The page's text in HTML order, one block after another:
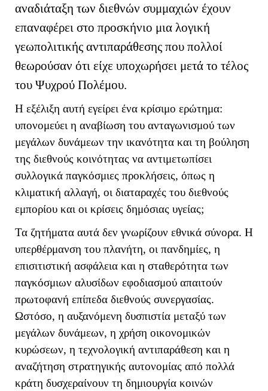
αναδιάταξη των διεθνών συμμαχιών έχουν
επαναφέρει στο προσκήνιο μια λογική
γεωπολιτικής αντιπαράθεσης που πολλοί
θεωρούσαν ότι είχε υποχωρήσει μετά το τέλος
του Ψυχρού Πολέμου.
Η εξέλιξη αυτή εγείρει ένα κρίσιμο ερώτημα:
υπονομεύει η αναβίωση του ανταγωνισμού των
μεγάλων δυνάμεων την ικανότητα και τη βούληση
της διεθνούς κοινότητας να αντιμετωπίσει
συλλογικά παγκόσμιες προκλήσεις, όπως η
κλιματική αλλαγή, οι διαταραχές του διεθνούς
εμπορίου και οι κρίσεις δημόσιας υγείας;
Τα ζητήματα αυτά δεν γνωρίζουν εθνικά σύνορα. Η
υπερθέρμανση του πλανήτη, οι πανδημίες, η
επισιτιστική ασφάλεια και η σταθερότητα των
παγκόσμιων αλυσίδων εφοδιασμού απαιτούν
πρωτοφανή επίπεδα διεθνούς συνεργασίας.
Ωστόσο, η αυξανόμενη δυσπιστία μεταξύ των
μεγάλων δυνάμεων, η χρήση οικονομικών
κυρώσεων, η τεχνολογική αντιπαράθεση και η
αναζήτηση στρατηγικής αυτονομίας από πολλά
κράτη δυσχεραίνουν τη δημιουργία κοινών